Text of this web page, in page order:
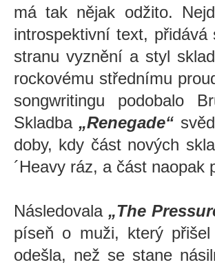
má tak nějak odžito.
introspektivní text,
stranu vyznění a styl
rockovému střednímu
songwritingu podobalo
Skladba „Renegade“
doby, kdy část nových
´Heavy ráz, a část
Následovala „The
píseň o muži, který
odešla, než se stane